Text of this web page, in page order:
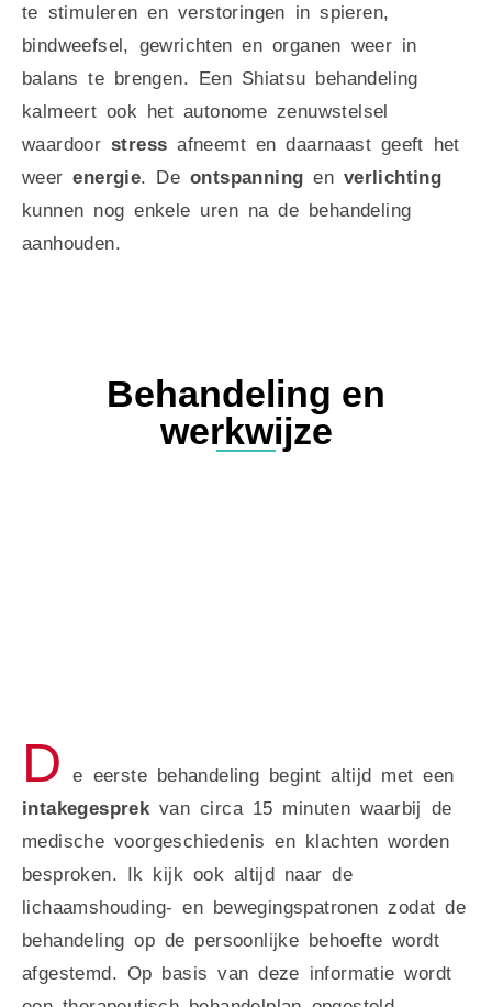
te stimuleren en verstoringen in spieren,
bindweefsel, gewrichten en organen weer in
balans te brengen. Een Shiatsu behandeling
kalmeert ook het autonome zenuwstelsel
waardoorstressafneemt en daarnaast geeft het
weerenergie. Deontspanningen verlichting
kunnen nog enkele uren na de behandeling
aanhouden.
Behandeling en
werkwijze
D
e eerste behandeling begint altijd met een
intakegesprek van circa 15 minuten waarbij de
medische voorgeschiedenis en klachten worden
besproken. Ik kijk ook altijd naar de
lichaamshouding- en bewegingspatronen zodat de
behandeling op de persoonlijke behoefte wordt
afgestemd. Op basis van deze informatie wordt